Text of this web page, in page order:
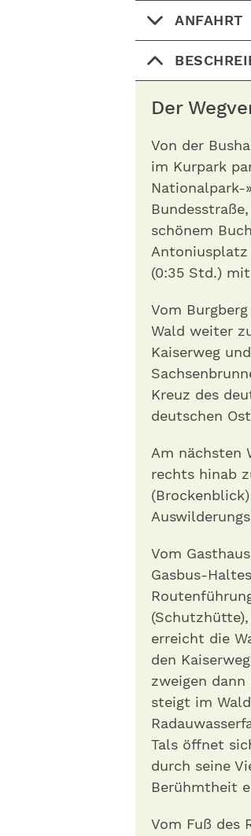
ANFAHRT
Der
Von der
im Kurpark
Nationalpark-
schönem
Antoniusplatz
(0:35 Std.)
Vom
Wald weiter
Kaiserweg
Kreuz des
deutschen
Am nächsten
rechts hinab
Vom
Gasbus-
erreicht die
den
zweigen dann
steigt im
Tals öffnet
durch seine
Berühmtheit
Vom Fuß des